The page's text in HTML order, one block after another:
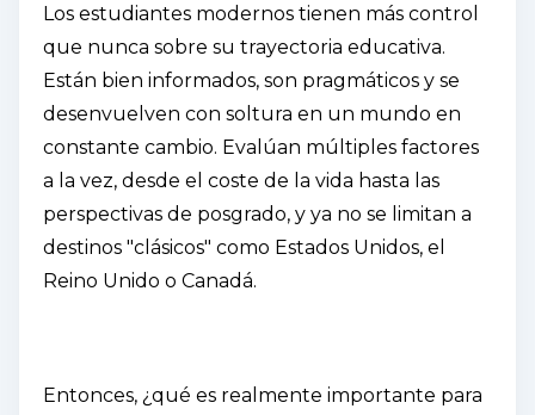
Los estudiantes modernos tienen más control
que nunca sobre su trayectoria educativa.
Están bien informados, son pragmáticos y se
desenvuelven con soltura en un mundo en
constante cambio. Evalúan múltiples factores
a la vez, desde el coste de la vida hasta las
perspectivas de posgrado, y ya no se limitan a
destinos "clásicos" como Estados Unidos, el
Reino Unido o Canadá.
Entonces, ¿qué es realmente importante para